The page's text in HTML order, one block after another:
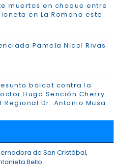
muertos en choque entre
en La Romana este
Pamela Nicol Rivas
boicot contra la
Hugo Sención Cherry
Regional Dr. Antonio Musa
de San Cristóbal,
Bello